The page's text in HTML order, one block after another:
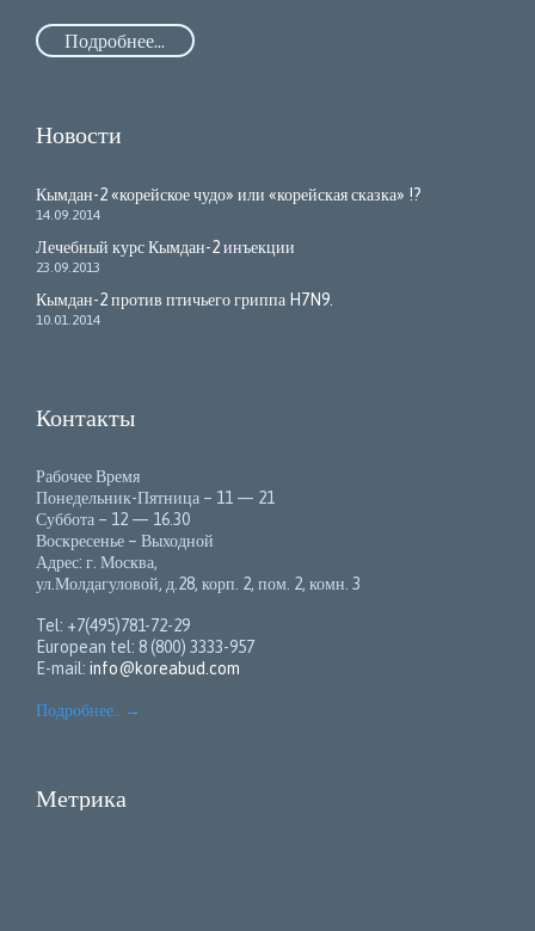
Подробнее...
Новости
Кымдан-2 «корейское чудо» или «корейская сказка» !?
14.09.2014
Лечебный курс Кымдан-2 инъекции
23.09.2013
Кымдан-2 против птичьего гриппа H7N9.
10.01.2014
Контакты
Рабочее Время
Понедельник-Пятница – 11 — 21
Суббота – 12 — 16.30
Воскресенье – Выходной
Адрес: г. Москва,
ул.Молдагуловой, д.28, корп. 2, пом. 2, комн. 3
Tel: +7(495)781-72-29
European tel: 8 (800) 3333-957
E-mail: info@koreabud.com
Подробнее.. →
Метрика